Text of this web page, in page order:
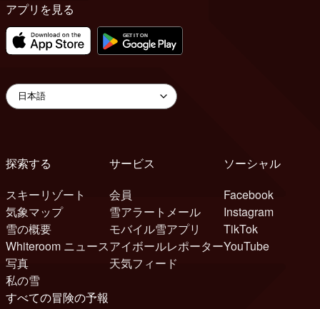
アプリを見る
探索する
スキーリゾート
気象マップ
雪の概要
Whiteroom ニュース
写真
私の雪
サービス
会員
雪アラートメール
モバイル雪アプリ
アイボールレポーター
天気フィード
ソーシャル
Facebook
Instagram
TikTok
YouTube
すべての冒険の予報